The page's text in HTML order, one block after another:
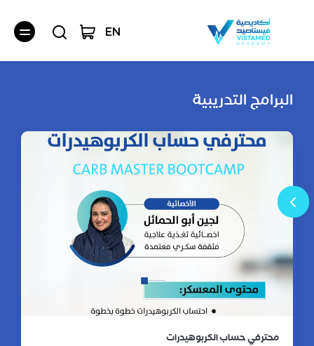
EN
البرامج التدريبية
محترفي حساب الكربوهيدرات